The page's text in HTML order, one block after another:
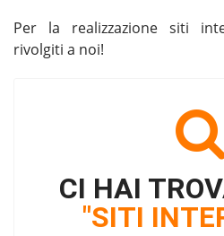
Per la realizzazione siti
rivolgiti a noi!
CI HAI
"SITI